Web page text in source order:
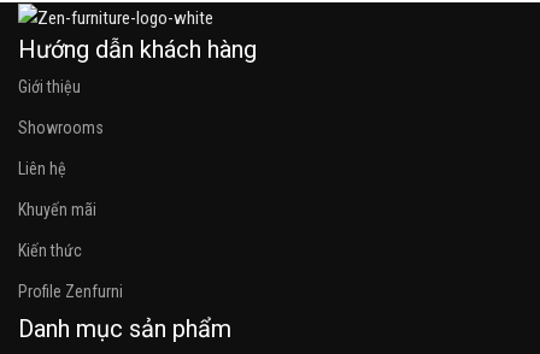
Hướng dẫn khách hàng
Giới thiệu
Showrooms
Liên hệ
Khuyến mãi
Kiến thức
Profile Zenfurni
Danh mục sản phẩm